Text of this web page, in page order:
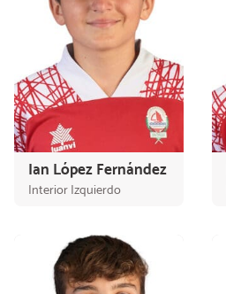
Ian López Fernández
Interior Izquierdo